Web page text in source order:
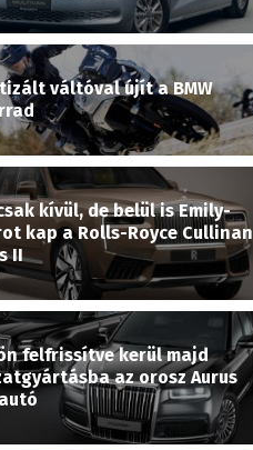
váltóval újít a BMW
kívül, de belül is Emily-
kap a Rolls-Royce Cullinan
II
felfrissítve kerül majd
az orosz Aurus